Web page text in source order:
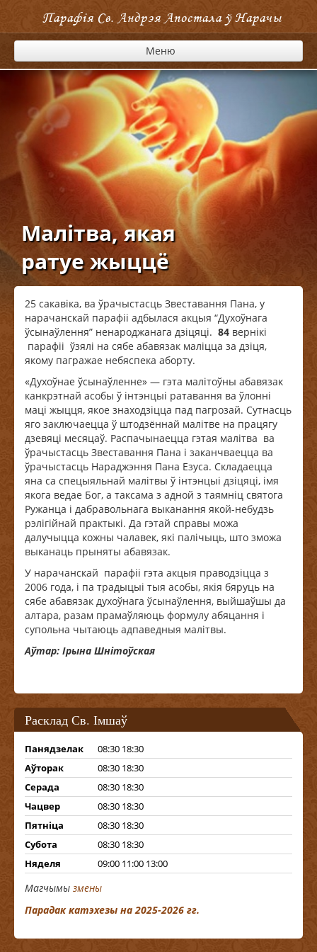
Парафія Cв. Андрэя Апостала ў Нарачы
Меню
Малітва, якая
ратуе жыццё
25 сакавіка, ва ўрачыстасць Звеставання Пана, у
нарачанскай парафіі адбылася акцыя “Духоўнага
ўсынаўлення” ненароджанага дзіцяці. 84 вернікі
парафіі ўзялі на сябе абавязак маліцца за дзіця,
якому пагражае небяспека аборту.
«Духоўнае ўсынаўленне» — гэта малітоўны абавязак
канкрэтнай асобы ў інтэнцыі ратавання ва ўлонні
маці жыцця, якое знаходзіцца пад пагрозай. Сутнасць
яго заключаецца ў штодзённай малітве на працягу
дзевяці месяцаў. Распачынаецца гэтая малітва ва
ўрачыстасць Звеставання Пана і заканчваецца ва
ўрачыстасць Нараджэння Пана Езуса. Складаецца
яна са спецыяльнай малітвы ў інтэнцыі дзіцяці, імя
якога ведае Бог, а таксама з адной з таямніц святога
Ружанца і дабравольнага выканання якой-небудзь
рэлігійнай практыкі. Да гэтай справы можа
далучыцца кожны чалавек, які палічыць, што зможа
выканаць прыняты абавязак.
У нарачанскай парафіі гэта акцыя праводзіцца з
2006 года, і па традыцыі тыя асобы, якія бяруць на
сябе абавязак духоўнага ўсынаўлення, выйшаўшы да
алтара, разам прамаўляюць формулу абяцання і
супольна чытаюць адпаведныя малітвы.
Аўтар: Ірына Шнітоўская
Расклад Св. Імшаў
Панядзелак
08:30 18:30
Аўторак
08:30 18:30
Серада
08:30 18:30
Чацвер
08:30 18:30
Пятніца
08:30 18:30
Субота
08:30 18:30
Няделя
09:00 11:00 13:00
Магчымы змены
Парадак катэхезы на 2025-2026 гг.